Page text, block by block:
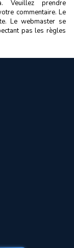
Veuillez prendre
commentaire. Le
Le webmaster se
pas les règles